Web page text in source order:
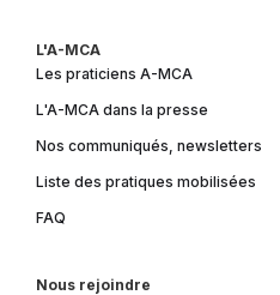
L'A-MCA
Les praticiens A-MCA
L'A-MCA dans la presse
Nos communiqués, newsletters
Liste des pratiques mobilisées
FAQ
Nous rejoindre